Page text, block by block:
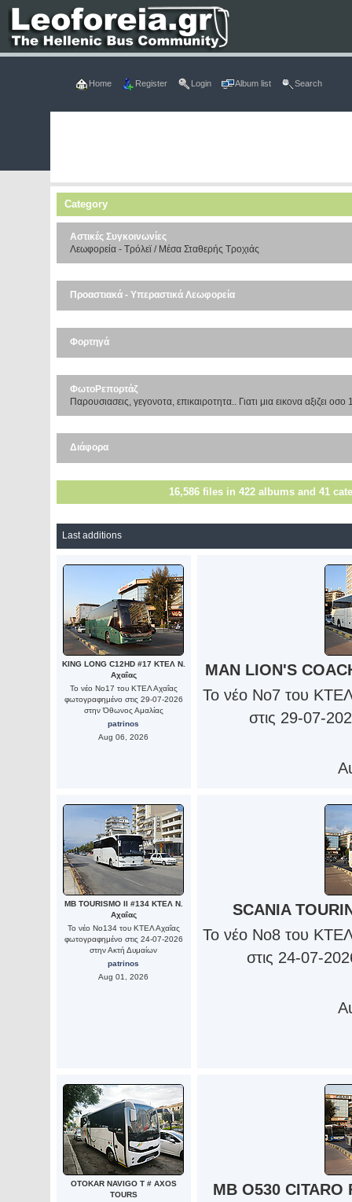
Home Register Login Album list Search
Category
Αστικές Συγκοινωνίες
Λεωφορεία - Τρόλεϊ / Μέσα Σταθερής Τροχιάς
Προαστιακά - Υπεραστικά Λεωφορεία
Φορτηγά
ΦωτοΡεπορτάζ
Παρουσιασεις, γεγονοτα, επικαιροτητα.. Γιατι μια εικονα αξιζει οσο
Διάφορα
16,586files in 422albums and 41
Last additions
KING LONG C12HD #17 ΚΤΕΛ Ν.
Αχαΐας
Το νέο Νο17 του ΚΤΕΛ Αχαΐας
φωτογραφημένο στις 29-07-2026
στην Όθωνος Αμαλίας
patrinos
Aug 06, 2026
MAN LION'S
Το νέο Νο7 του
στις 29-07-
MB TOURISMO II #134 ΚΤΕΛ Ν.
Αχαΐας
Το νέο Νο134 του ΚΤΕΛ Αχαΐας
φωτογραφημένο στις 24-07-2026
στην Ακτή Δυμαίων
patrinos
Aug 01, 2026
SCANIA
Το νέο Νο8 του
στις 24-07-
OTOKAR NAVIGO T # AXOS
TOURS
MB O530